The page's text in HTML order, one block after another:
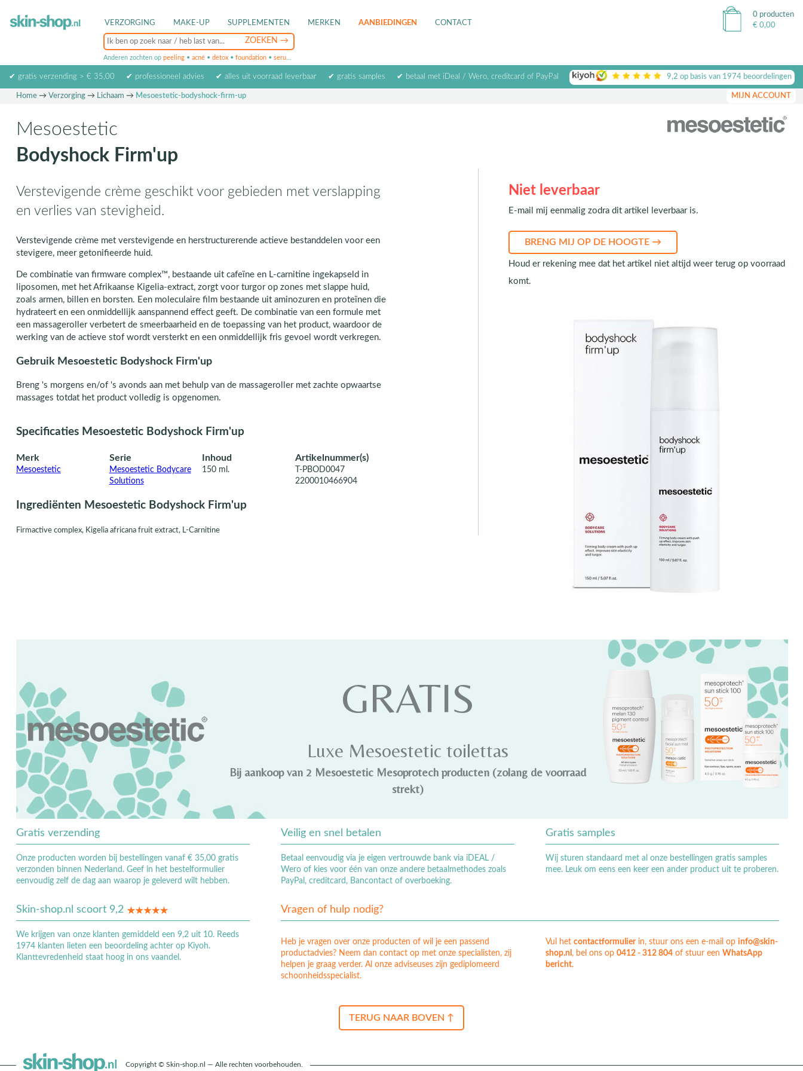
VERZORGING MAKE-UP SUPPLEMENTEN MERKEN AANBIEDINGEN CONTACT
Anderen zochten op peeling • acné • detox • foundation • serum
0 producten
€ 0,00
✔ gratis verzending > € 35,00 ✔ professioneel advies ✔ alles uit voorraad leverbaar ✔ gratis samples ✔ betaal met iDeal / Wero, creditcard of PayPal 9,2 op basis van 1974beoordelingen
MIJN ACCOUNT
Home→ Verzorging→ Lichaam → Mesoestetic-bodyshock-firm-up
Mesoestetic
Bodyshock Firm'up
Verstevigende crème geschikt voor gebieden met verslapping
en verlies van stevigheid.
Verstevigende crème met verstevigende en herstructurerende actieve bestanddelen voor een
stevigere, meer getonifieerde huid.
De combinatie van firmware complex™, bestaande uit cafeïne en L-carnitine ingekapseld in
liposomen, met het Afrikaanse Kigelia-extract, zorgt voor turgor op zones met slappe huid,
zoals armen, billen en borsten. Een moleculaire film bestaande uit aminozuren en proteïnen die
hydrateert en een onmiddellijk aanspannend effect geeft. De combinatie van een formule met
een massageroller verbetert de smeerbaarheid en de toepassing van het product, waardoor de
werking van de actieve stof wordt versterkt en een onmiddellijk fris gevoel wordt verkregen.
Gebruik Mesoestetic Bodyshock Firm'up
Breng 's morgens en/of 's avonds aan met behulp van de massageroller met zachte opwaartse
massages totdat het product volledig is opgenomen.
Specificaties Mesoestetic Bodyshock Firm'up
Merk
Mesoestetic
Serie
Mesoestetic Bodycare
Solutions
Inhoud
150 ml.
Artikelnummer(s)
T-PBOD0047
2200010466904
Ingrediënten Mesoestetic Bodyshock Firm'up
Firmactive complex, Kigelia africana fruit extract, L-Carnitine
Niet leverbaar
E-mail mij eenmalig zodra dit artikel leverbaar is.
Houd er rekening mee dat het artikel niet altijd weer terug op voorraad
komt.
GRATIS
Luxe Mesoestetic toilettas
Bij aankoop van 2 Mesoestetic Mesoprotech producten (zolang de voorraad
strekt)
Gratis verzending
Onze producten worden bij bestellingen vanaf € 35,00 gratis
verzonden binnen Nederland. Geef in het bestelformulier
eenvoudig zelf de dag aan waarop je geleverd wilt hebben.
Veilig en snel betalen
Betaal eenvoudig via je eigen vertrouwde bank via iDEAL /
Wero of kies voor één van onze andere betaalmethodes zoals
PayPal, creditcard, Bancontact of overboeking.
Gratis samples
Wij sturen standaard met al onze bestellingen gratis samples
mee. Leuk om eens een keer een ander product uit te proberen.
Skin-shop.nl scoort 9,2
We krijgen van onze klanten gemiddeld een 9,2 uit 10. Reeds
1974 klanten lieten een beoordeling achter op Kiyoh.
Klanttevredenheid staat hoog in ons vaandel.
Vragen of hulp nodig?
Heb je vragen over onze producten of wil je een passend
productadvies? Neem dan contact op met onze specialisten, zij
helpen je graag verder. Al onze adviseuses zijn gediplomeerd
schoonheidsspecialist.
Vul het contactformulierin, stuur ons een e-mail op info@skin-
shop.nl , bel ons op 0412 - 312 804of stuur een WhatsApp
bericht.
TERUG NAAR BOVEN ↑
Copyright © Skin-shop.nl — Alle rechten voorbehouden.